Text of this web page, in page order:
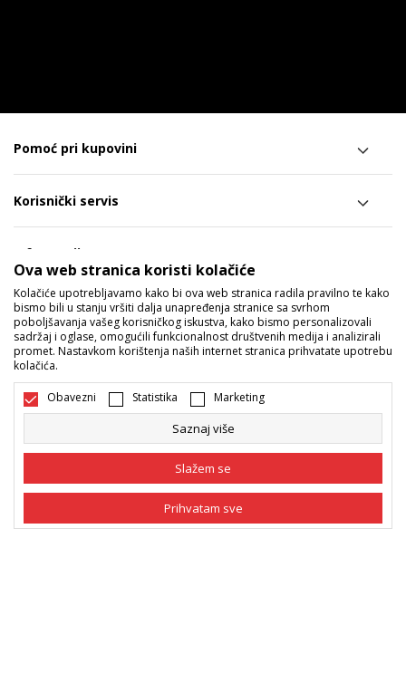
Pomoć pri kupovini
Korisnički servis
Informacije
Sport Vision ponude
Pratite nas
Mi dijelimo naše tajne sa vama. Pratite nas na društvenim
mrežama i saznajte sve o promocijama, akcijama i novitetima.
Ova web stranica koristi kolačiće
Kolačiće upotrebljavamo kako bi ova web stranica radila pravilno te kako
bismo bili u stanju vršiti dalja unapređenja stranice sa svrhom
poboljšavanja vašeg korisničkog iskustva, kako bismo personalizovali
sadržaj i oglase, omogućili funkcionalnost društvenih medija i analizirali
promet. Nastavkom korištenja naših internet stranica prihvatate upotrebu
kolačića.
Obavezni Statistika Marketing
Saznaj više
Slažem se
Prihvatam sve